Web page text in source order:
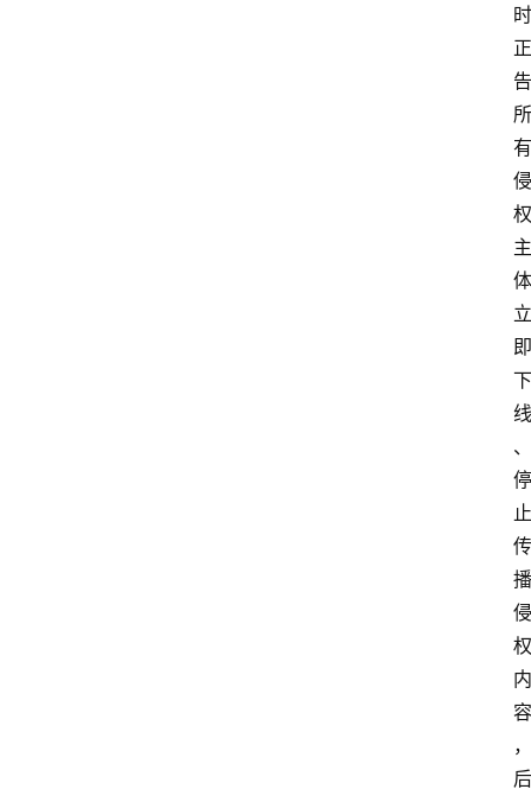
时
正
告
所
有
侵
权
主
体
立
即
下
线
、
停
止
传
播
侵
权
内
容
，
后